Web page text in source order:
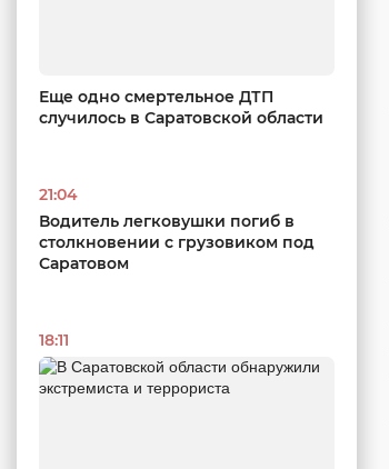
Еще одно смертельное ДТП
случилось в Саратовской области
21:04
Водитель легковушки погиб в
столкновении с грузовиком под
Саратовом
18:11